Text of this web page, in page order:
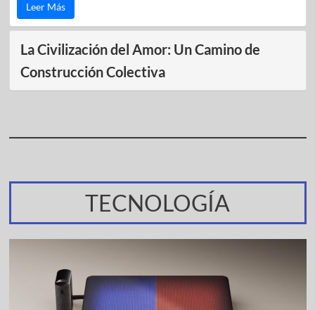
Leer Más
La Civilización del Amor: Un Camino de
Construcción Colectiva
TECNOLOGÍA